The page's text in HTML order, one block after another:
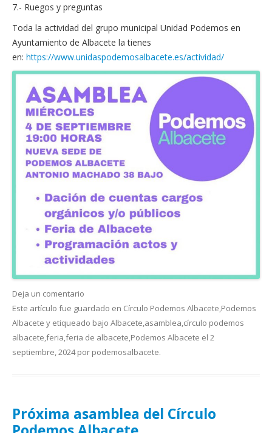
7.- Ruegos y preguntas
Toda la actividad del grupo municipal Unidad Podemos en
Ayuntamiento de Albacete la tienes
en: https://www.unidaspodemosalbacete.es/actividad/
Deja un comentario
Este artículo fue guardado en Círculo Podemos Albacete,Podemos
Albacete y etiqueado bajo Albacete,asamblea,círculo podemos
albacete,feria,feria de albacete,Podemos Albacete el 2
septiembre, 2024por podemosalbacete.
Próxima asamblea del Círculo